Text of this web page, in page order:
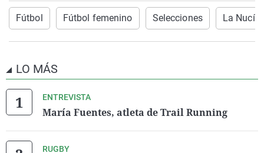
Fútbol Fútbol femenino Selecciones La Nucía
LO MÁS
ENTREVISTA
María Fuentes, atleta de Trail Running
RUGBY